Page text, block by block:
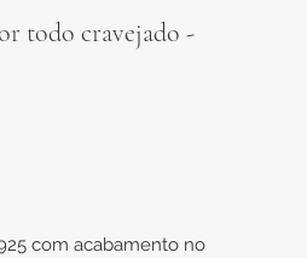
todo cravejado -
com acabamento no